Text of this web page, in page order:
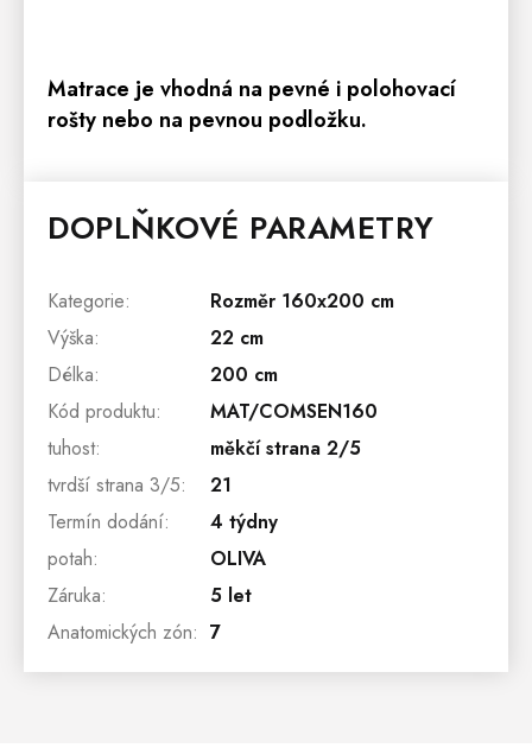
Matrace je vhodná na pevné i polohovací
rošty nebo na pevnou podložku.
DOPLŇKOVÉ PARAMETRY
Kategorie:
Rozměr 160x200 cm
Výška:
22 cm
Délka:
200 cm
Kód produktu:
MAT/COMSEN160
tuhost:
měkčí strana 2/5
tvrdší strana 3/5:
21
Termín dodání:
4 týdny
potah:
OLIVA
Záruka:
5 let
Anatomických zón: 7